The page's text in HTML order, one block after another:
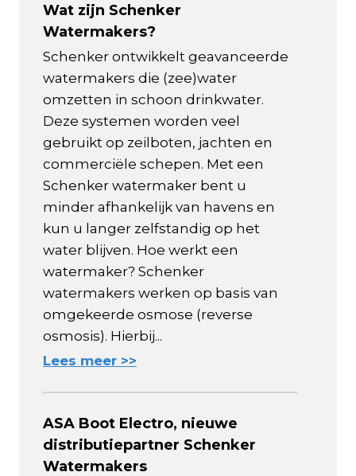
Wat zijn Schenker
Watermakers?
Schenker ontwikkelt geavanceerde
watermakers die (zee)water
omzetten in schoon drinkwater.
Deze systemen worden veel
gebruikt op zeilboten, jachten en
commerciële schepen. Met een
Schenker watermaker bent u
minder afhankelijk van havens en
kun u langer zelfstandig op het
water blijven. Hoe werkt een
watermaker? Schenker
watermakers werken op basis van
omgekeerde osmose (reverse
osmosis). Hierbij...
Lees meer >>
ASA Boot Electro, nieuwe
distributiepartner Schenker
Watermakers